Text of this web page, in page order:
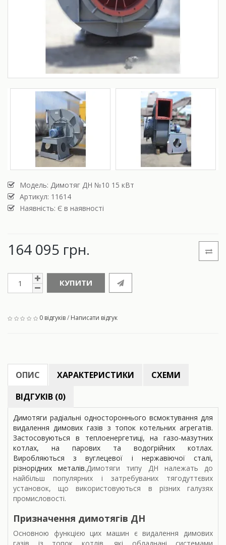
Модель: Димотяг ДН №10 15 кВт
Артикул: 11614
Наявність: Є в наявності
164 095 грн.
КУПИТИ
0 відгуків/ Написати відгук
ОПИС ХАРАКТЕРИСТИКИ
СХЕМИ
ВІДГУКІВ (0)
Димотяги радіальні одностороннього всмоктування для
видалення димових газів з топок котельних агрегатів.
Застосовуються в теплоенергетиці, на газо-мазутних
котлах, на парових та водогрійних котлах.
Виробляються з вуглецевої і нержавіючої сталі,
різнорідних металів.Димотяги типу ДН належать до
найбільш популярних і затребуваних тягодуттєвих
установок, що використовуються в різних галузях
промисловості.
Призначення димотягів ДН
Основною функцією цих машин є видалення димових